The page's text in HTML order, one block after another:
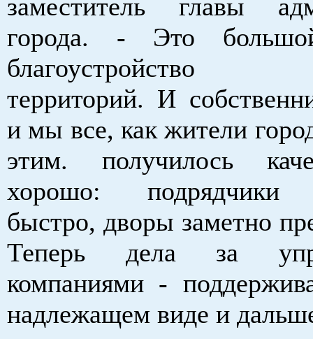
заместитель главы
города. - Это
благоустройство
территорий. И
и мы все, как жители
этим. получилось
хорошо: подрядчики
быстро, дворы заметно
Теперь дела за
компаниями -
надлежащем виде и